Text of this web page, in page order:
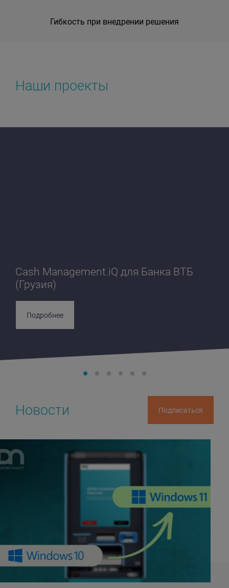
Гибкость при внедрении решения
Наши проекты
Cash Management.iQ для Банка ВТБ
(Грузия)
Подробнее
Новости Подписаться